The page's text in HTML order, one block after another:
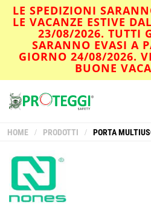
LE SPEDIZIONI
LE VACANZE ESTIVE
23/08/2026. TUTTI
SARANNO EVASI A
GIORNO 24/08/2026.
BUONE
HOME / PRODOTTI / PORTA